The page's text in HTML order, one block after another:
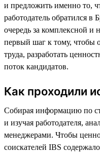
и предложить именно то,
работодатель обратился
очередь за комплексной и
первый шаг к тому, чтобы
труда, разработать
поток кандидатов.
Как проходили
Собирая информацию по
и изучая работодателя,
менеджерами. Чтобы
соискателей IBS